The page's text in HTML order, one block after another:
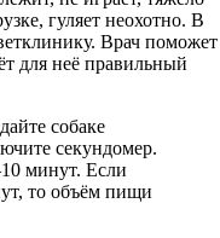
гуляет неохотно. В
Врач поможет
для неё правильный
собаке
секундомер.
минут. Если
то объём пищи